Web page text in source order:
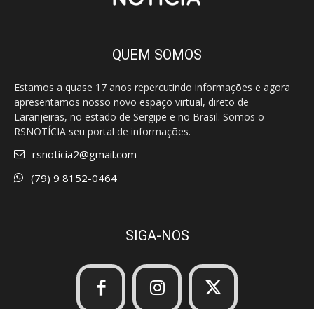
QUEM SOMOS
Estamos a quase 17 anos repercutindo informações e agora
apresentamos nosso novo espaço virtual, direto de
Laranjeiras, no estado de Sergipe e no Brasil. Somos o
RSNOTÍCIA seu portal de informações.
rsnoticia2@gmail.com
(79) 9 8152-0464
SIGA-NOS